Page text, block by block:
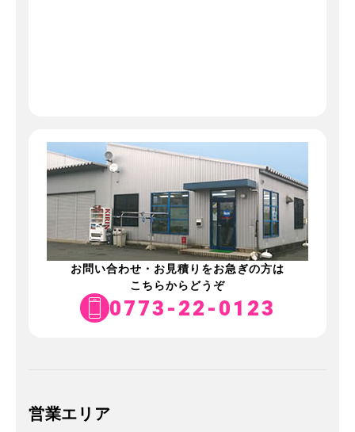
お問い合わせ・お見積りをお急ぎの方は
こちらからどうぞ
0773-22-0123
営業エリア